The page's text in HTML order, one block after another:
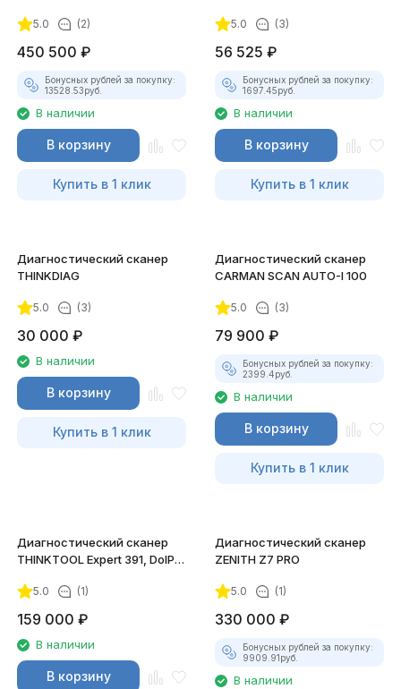
5.0 (2)
450 500 ₽
Бонусных рублей за покупку:
13528.53руб.
В наличии
В корзину
Купить в 1 клик
5.0 (3)
56 525 ₽
Бонусных рублей за покупку:
1697.45руб.
В наличии
В корзину
Купить в 1 клик
Диагностический сканер
THINKDIAG
5.0 (3)
30 000 ₽
В наличии
В корзину
Купить в 1 клик
Диагностический сканер
CARMAN SCAN AUTO-I 100
5.0 (3)
79 900 ₽
Бонусных рублей за покупку:
2399.4руб.
В наличии
В корзину
Купить в 1 клик
Диагностический сканер
THINKTOOL Expert 391, DoIP,
5.0 (1)
159 000 ₽
В наличии
В корзину
Диагностический сканер
ZENITH Z7 PRO
5.0 (1)
330 000 ₽
Бонусных рублей за покупку:
9909.91руб.
В наличии